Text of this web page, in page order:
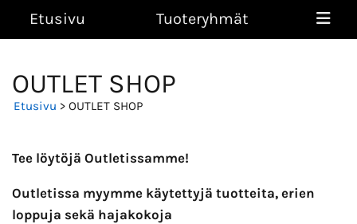
Etusivu Tuoteryhmät
OUTLET SHOP
Etusivu > OUTLET SHOP
Tee löytöjä Outletissamme!
Outletissa myymme käytettyjä tuotteita, erien
loppuja sekä hajakokoja